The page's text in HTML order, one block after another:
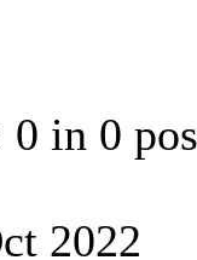
0 in 0
2022